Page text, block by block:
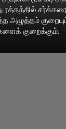
ரத்தத்தில்
அழுத்தம்
குறைக்கும்.